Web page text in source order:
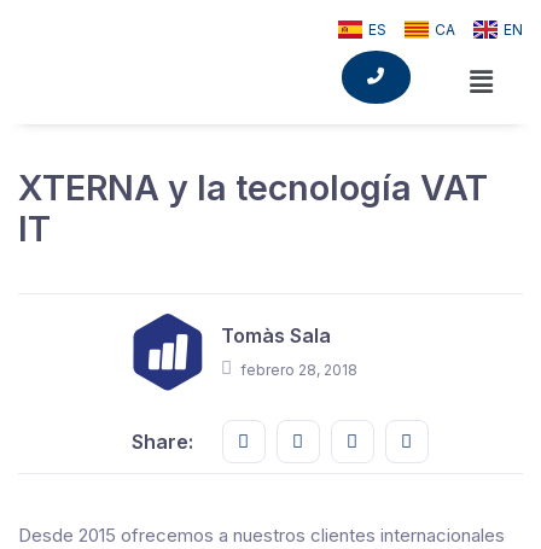
ES CA EN
XTERNA y la tecnología VAT
IT
Tomàs Sala
febrero 28, 2018
Share: Share this on FaceBook
Share this on Twitter
Share this on GMail
Share this on
Desde 2015 ofrecemos a nuestros clientes internacionales